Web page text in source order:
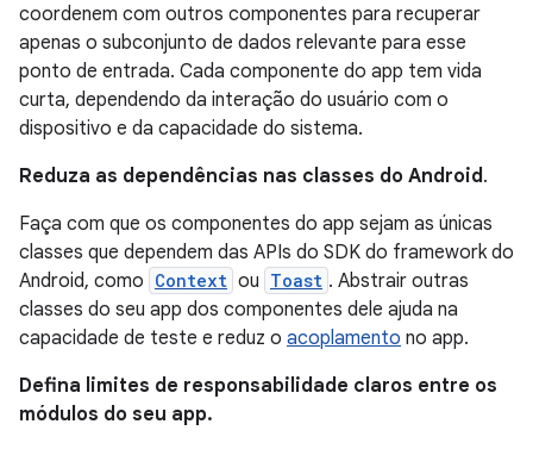
coordenem com outros componentes para recuperar
apenas o subconjunto de dados relevante para esse
ponto de entrada. Cada componente do app tem vida
curta, dependendo da interação do usuário com o
dispositivo e da capacidade do sistema.
Reduza as dependências nas classes do Android.
Faça com que os componentes do app sejam as únicas
classes que dependem das APIs do SDK do framework do
Android, como Context ou Toast . Abstrair outras
classes do seu app dos componentes dele ajuda na
capacidade de teste e reduz o acoplamento no app.
Defina limites de responsabilidade claros entre os
módulos do seu app.